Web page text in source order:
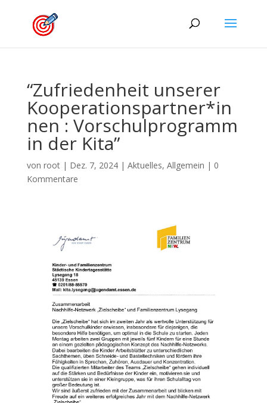
“Zufriedenheit unserer
Kooperationspartner*in
nen : Vorschulprogramm
in der Kita”
von root| Dez. 7, 2024| Aktuelles, Allgemein | 0
Kommentare